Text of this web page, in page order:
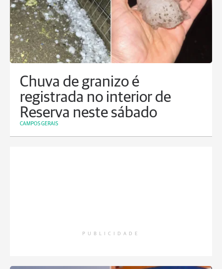
Chuva de granizo é
registrada no interior de
Reserva neste sábado
CAMPOS GERAIS
PUBLICIDADE